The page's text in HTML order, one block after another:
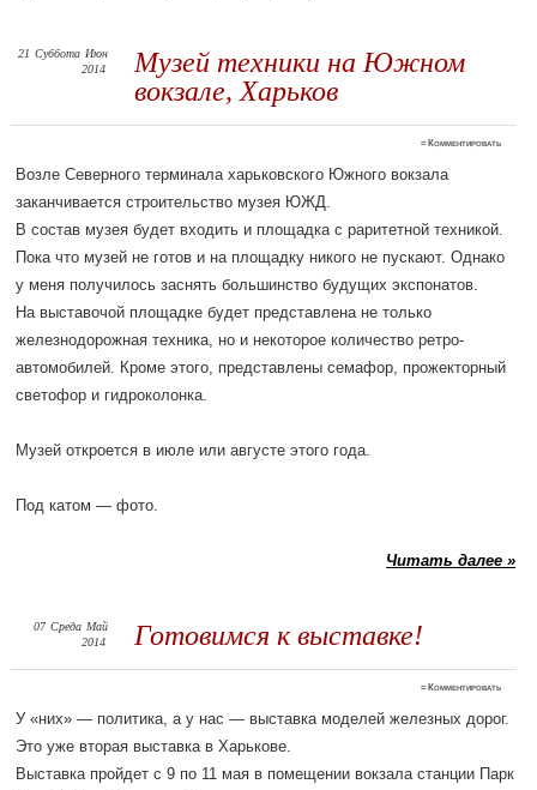
Музей техники на Южном
вокзале, Харьков
21 Суббота Июн
2014
≈ Комментировать
Возле Северного терминала харьковского Южного вокзала
заканчивается строительство музея ЮЖД.
В состав музея будет входить и площадка с раритетной техникой.
Пока что музей не готов и на площадку никого не пускают. Однако
у меня получилось заснять большинство будущих экспонатов.
На выставочой площадке будет представлена не только
железнодорожная техника, но и некоторое количество ретро-
автомобилей. Кроме этого, представлены семафор, прожекторный
светофор и гидроколонка.
Музей откроется в июле или августе этого года.
Под катом — фото.
Читать далее »
Готовимся к выставке!
07 Среда Май
2014
≈ Комментировать
У «них» — политика, а у нас — выставка моделей железных дорог.
Это уже вторая выставка в Харькове.
Выставка пройдет с 9 по 11 мая в помещении вокзала станции Парк